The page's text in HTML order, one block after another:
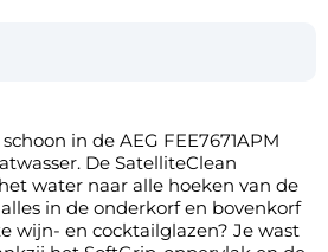
in de AEG FEE7671APM
De SatelliteClean
water naar alle hoeken van de
in de onderkorf en bovenkorf
wijn- en cocktailglazen? Je wast